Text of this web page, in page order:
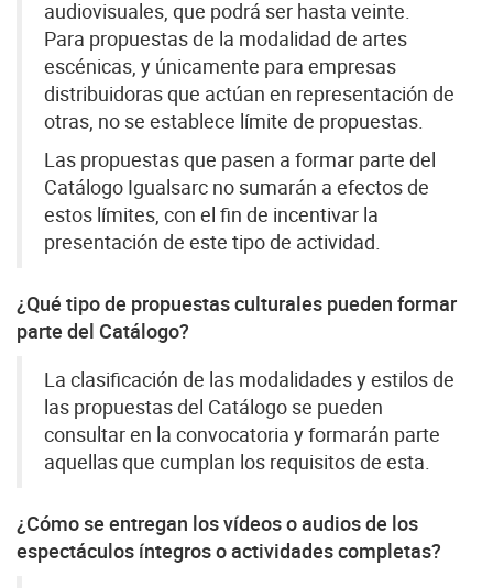
audiovisuales, que podrá ser hasta veinte.
Para propuestas de la modalidad de artes
escénicas, y únicamente para empresas
distribuidoras que actúan en representación de
otras, no se establece límite de propuestas.
Las propuestas que pasen a formar parte del
Catálogo Igualsarc no sumarán a efectos de
estos límites, con el fin de incentivar la
presentación de este tipo de actividad.
¿Qué tipo de propuestas culturales pueden formar
parte del Catálogo?
La clasificación de las modalidades y estilos de
las propuestas del Catálogo se pueden
consultar en la convocatoria y formarán parte
aquellas que cumplan los requisitos de esta.
¿Cómo se entregan los vídeos o audios de los
espectáculos íntegros o actividades completas?